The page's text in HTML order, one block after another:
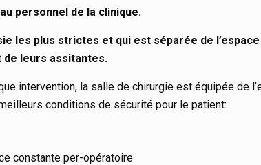
personnel de la clinique.
les plus strictes et qui est séparée de
de leurs assitantes.
intervention, la salle de chirurgie est équipée de
conditions de sécurité pour le patient:
constante per-opératoire